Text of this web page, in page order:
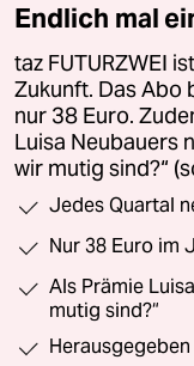
Endlich mal
taz FUTURZWEI
Zukunft. Das Abo
nur 38 Euro.
Luisa Neubauers
wir mutig sind?“
Jedes Quartal
Nur 38 Euro im
Als Prämie
mutig sind?“